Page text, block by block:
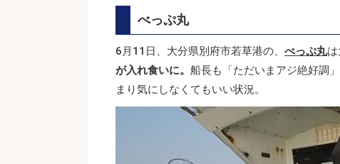
べっぷ丸
6月11日、大分県別府市若草港の、 べっぷ丸は
が入れ食いに。 船長も「ただいまアジ絶好調
まり気にしなくてもいい状況。